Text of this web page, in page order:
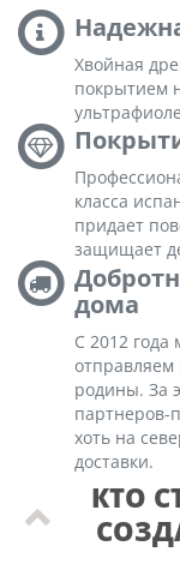
Хвойная
покрытием
класса
придает
защищает
дома
С 2012
отправляем
родины. За
партнеров-
хоть на
доставки.
КТО